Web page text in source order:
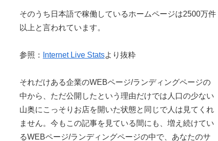
そのうち日本語で稼働しているホームページは2500万件
以上と言われています。
参照： Internet Live Statsより抜粋
それだけある企業のWEBページ/ランディングページの
中から、ただ公開したという理由だけでは人口の少ない
山奥にこっそりお店を開いた状態と同じで人は見てくれ
ません。今もこの記事を見ている間にも、増え続けてい
るWEBページ/ランディングページの中で、あなたのサ